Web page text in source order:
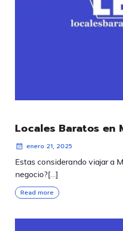
Locales Baratos en
enero 21, 2025
Estas considerando viajar a
negocio?[…]
Read more